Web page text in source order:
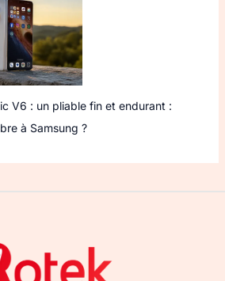
V6 : un pliable fin et endurant :
à Samsung ?